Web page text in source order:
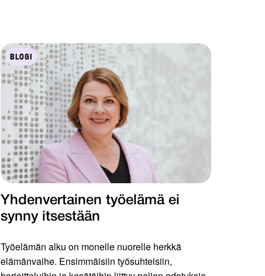
BLOGI
Yhdenvertainen työelämä ei
synny itsestään
Työelämän alku on monelle nuorelle herkkä
elämänvaihe. Ensimmäisiin työsuhteisiin,